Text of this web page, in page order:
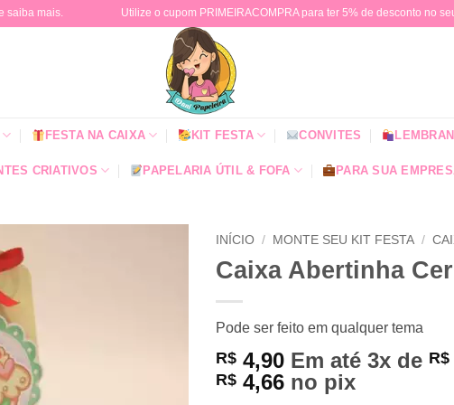
saiba mais. Utilize o cupom PRIMEIRACOMPRA para ter 5% de desconto no
FESTA NA CAIXA KIT FESTA CONVITES
CRIATIVOS PAPELARIA ÚTIL & FOFA PARA SUA
INÍCIO / MONTE SEU KIT FESTA /
Caixa Abertinha
Pode ser feito em qualquer tema
R$ 4,90 Em até 3x de R$
R$ 4,66 no pix